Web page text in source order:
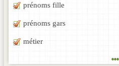
prénoms fille
prénoms gars
métier
...